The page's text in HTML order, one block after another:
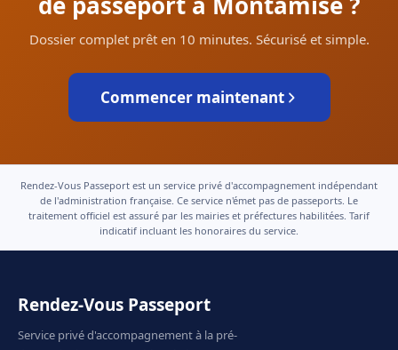
Dossier complet prêt en 10 minutes. Sécurisé et simple.
Commencer maintenant
Rendez-Vous Passeport est un service privé d'accompagnement indépendant
de l'administration française. Ce service n'émet pas de passeports. Le
traitement officiel est assuré par les mairies et préfectures habilitées. Tarif
indicatif incluant les honoraires du service.
Rendez-Vous Passeport
Service privé d'accompagnement à la pré-